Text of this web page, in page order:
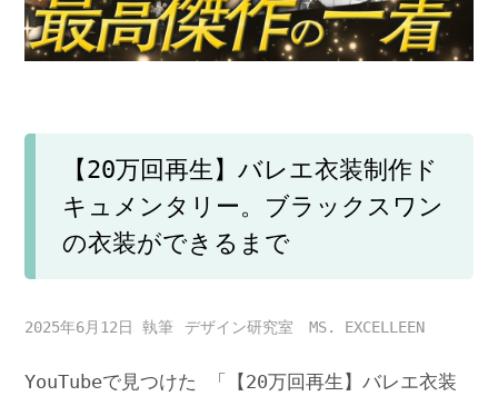
【20万回再生】バレエ衣装制作ド
キュメンタリー。ブラックスワン
の衣装ができるまで
2025年6月12日 デザイン研究室 MS. EXCELLEEN
YouTubeで見つけた 「【20万回再生】バレエ衣装